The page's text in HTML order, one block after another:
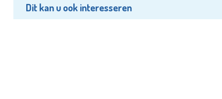
Dit kan u ook interesseren